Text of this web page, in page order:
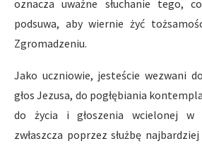
oznacza uważne słuchanie tego,
podsuwa, aby wiernie żyć
Zgromadzeniu.
Jako uczniowie, jesteście wezwani
głos Jezusa, do pogłębiania
do życia i głoszenia wcielonej w
zwłaszcza poprzez służbę